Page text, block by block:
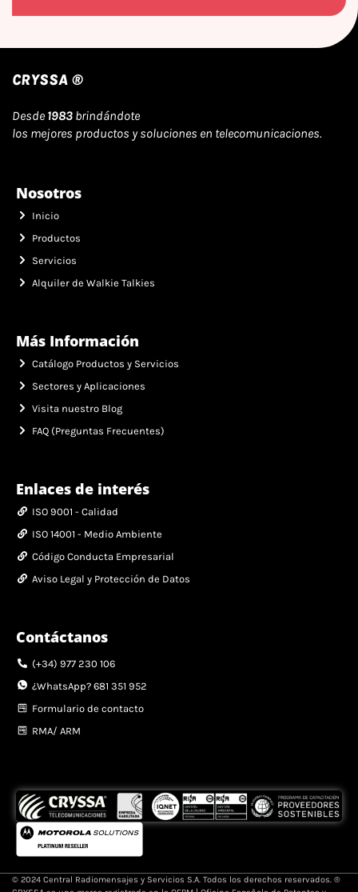
CRYSSA ®
Desde 1983 brindándote
los mejores productos y soluciones en telecomunicaciones.
Nosotros
Inicio
Productos
Servicios
Alquiler de Walkie Talkies
Más Información
Catálogo Productos y Servicios
Sectores y Aplicaciones
Visita nuestro Blog
FAQ (Preguntas Frecuentes)
Enlaces de interés
ISO 9001 - Calidad
ISO 14001 - Medio Ambiente
Código Conducta Empresarial
Aviso Legal y Protección de Datos
Contáctanos
(+34) 977 230 106
¿WhatsApp? 681 351 952
Formulario de contacto
RMA/ ARM
© 2024 Central Radiomensajes y Servicios S.A. Todos los derechos reservados. ®